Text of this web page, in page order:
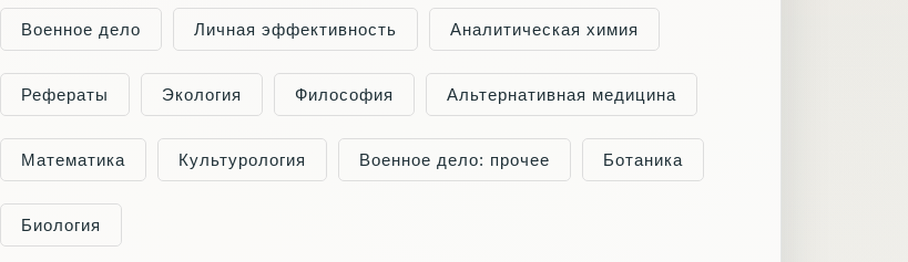
Военное дело Личная эффективность Аналитическая химия
Рефераты Экология Философия Альтернативная медицина
Математика Культурология Военное дело: прочее Ботаника
Биология